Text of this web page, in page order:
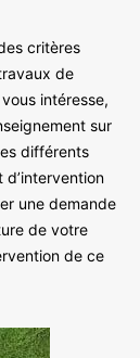
critères
de
intéresse,
sur
différents
d’intervention
une demande
de votre
de ce